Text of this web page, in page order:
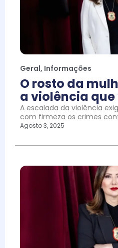
Geral, Informações
O rosto da
a violência
A escalada da violência
com firmeza os crimes
Agosto 3, 2025